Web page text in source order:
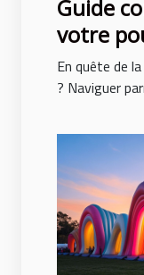
Guide
votre
en
En quête de
? Naviguer